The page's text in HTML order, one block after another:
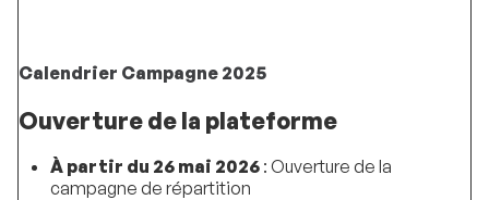
Calendrier Campagne 2025
Ouverture de la plateforme
À partir du 26 mai 2026: Ouverture de la
campagne de répartition